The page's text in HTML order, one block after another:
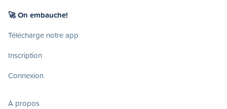
🚀 On embauche!
Télécharge notre app
Inscription
Connexion
À propos